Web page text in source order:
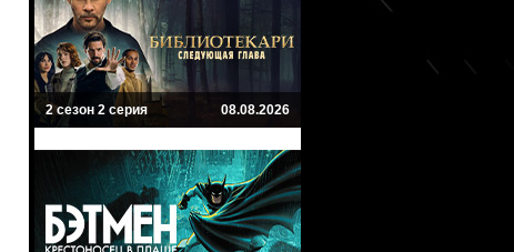
2 сезон 2 серия 08.08.2026